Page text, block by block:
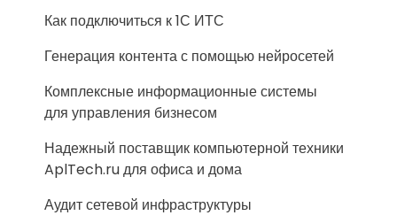
Как подключиться к 1С ИТС
Генерация контента с помощью нейросетей
Комплексные информационные системы
для управления бизнесом
Надежный поставщик компьютерной техники
AplTech.ru для офиса и дома
Аудит сетевой инфраструктуры